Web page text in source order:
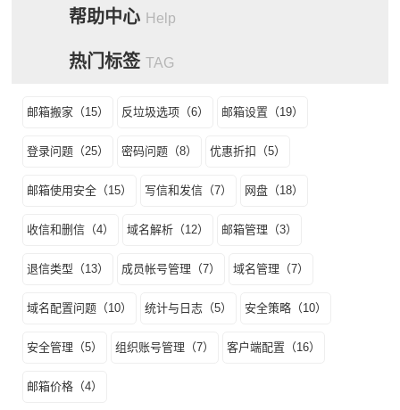
帮助中心 Help
热门标签 TAG
邮箱搬家（15） 反垃圾选项（6） 邮箱设置（19）
登录问题（25） 密码问题（8） 优惠折扣（5）
邮箱使用安全（15） 写信和发信（7） 网盘（18）
收信和删信（4） 域名解析（12） 邮箱管理（3）
退信类型（13） 成员帐号管理（7） 域名管理（7）
域名配置问题（10） 统计与日志（5） 安全策略（10）
安全管理（5） 组织账号管理（7） 客户端配置（16）
邮箱价格（4）